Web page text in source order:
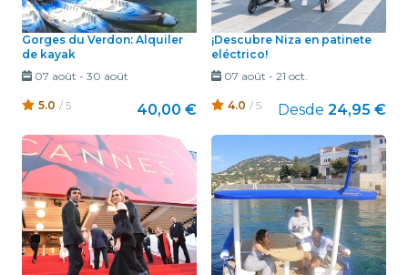
Gorges du Verdon: Alquiler
de kayak
07 août - 30 août
5.0 / 5 40,00 €
¡Descubre Niza en patinete
eléctrico!
07 août - 21 oct.
4.0 / 5 Desde 24,95 €